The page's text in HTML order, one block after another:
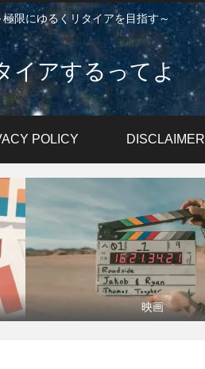
限にゆるくリタイアを目指す～
イアするってよ
POLICY DISCLAIMER
映画